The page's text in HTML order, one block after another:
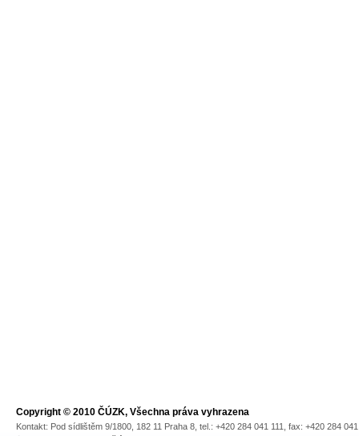
Copyright © 2010 ČÚZK, Všechna práva vyhrazena
Kontakt: Pod sídlištěm 9/1800, 182 11 Praha 8, tel.: +420 284 041 111, fax: +420 284